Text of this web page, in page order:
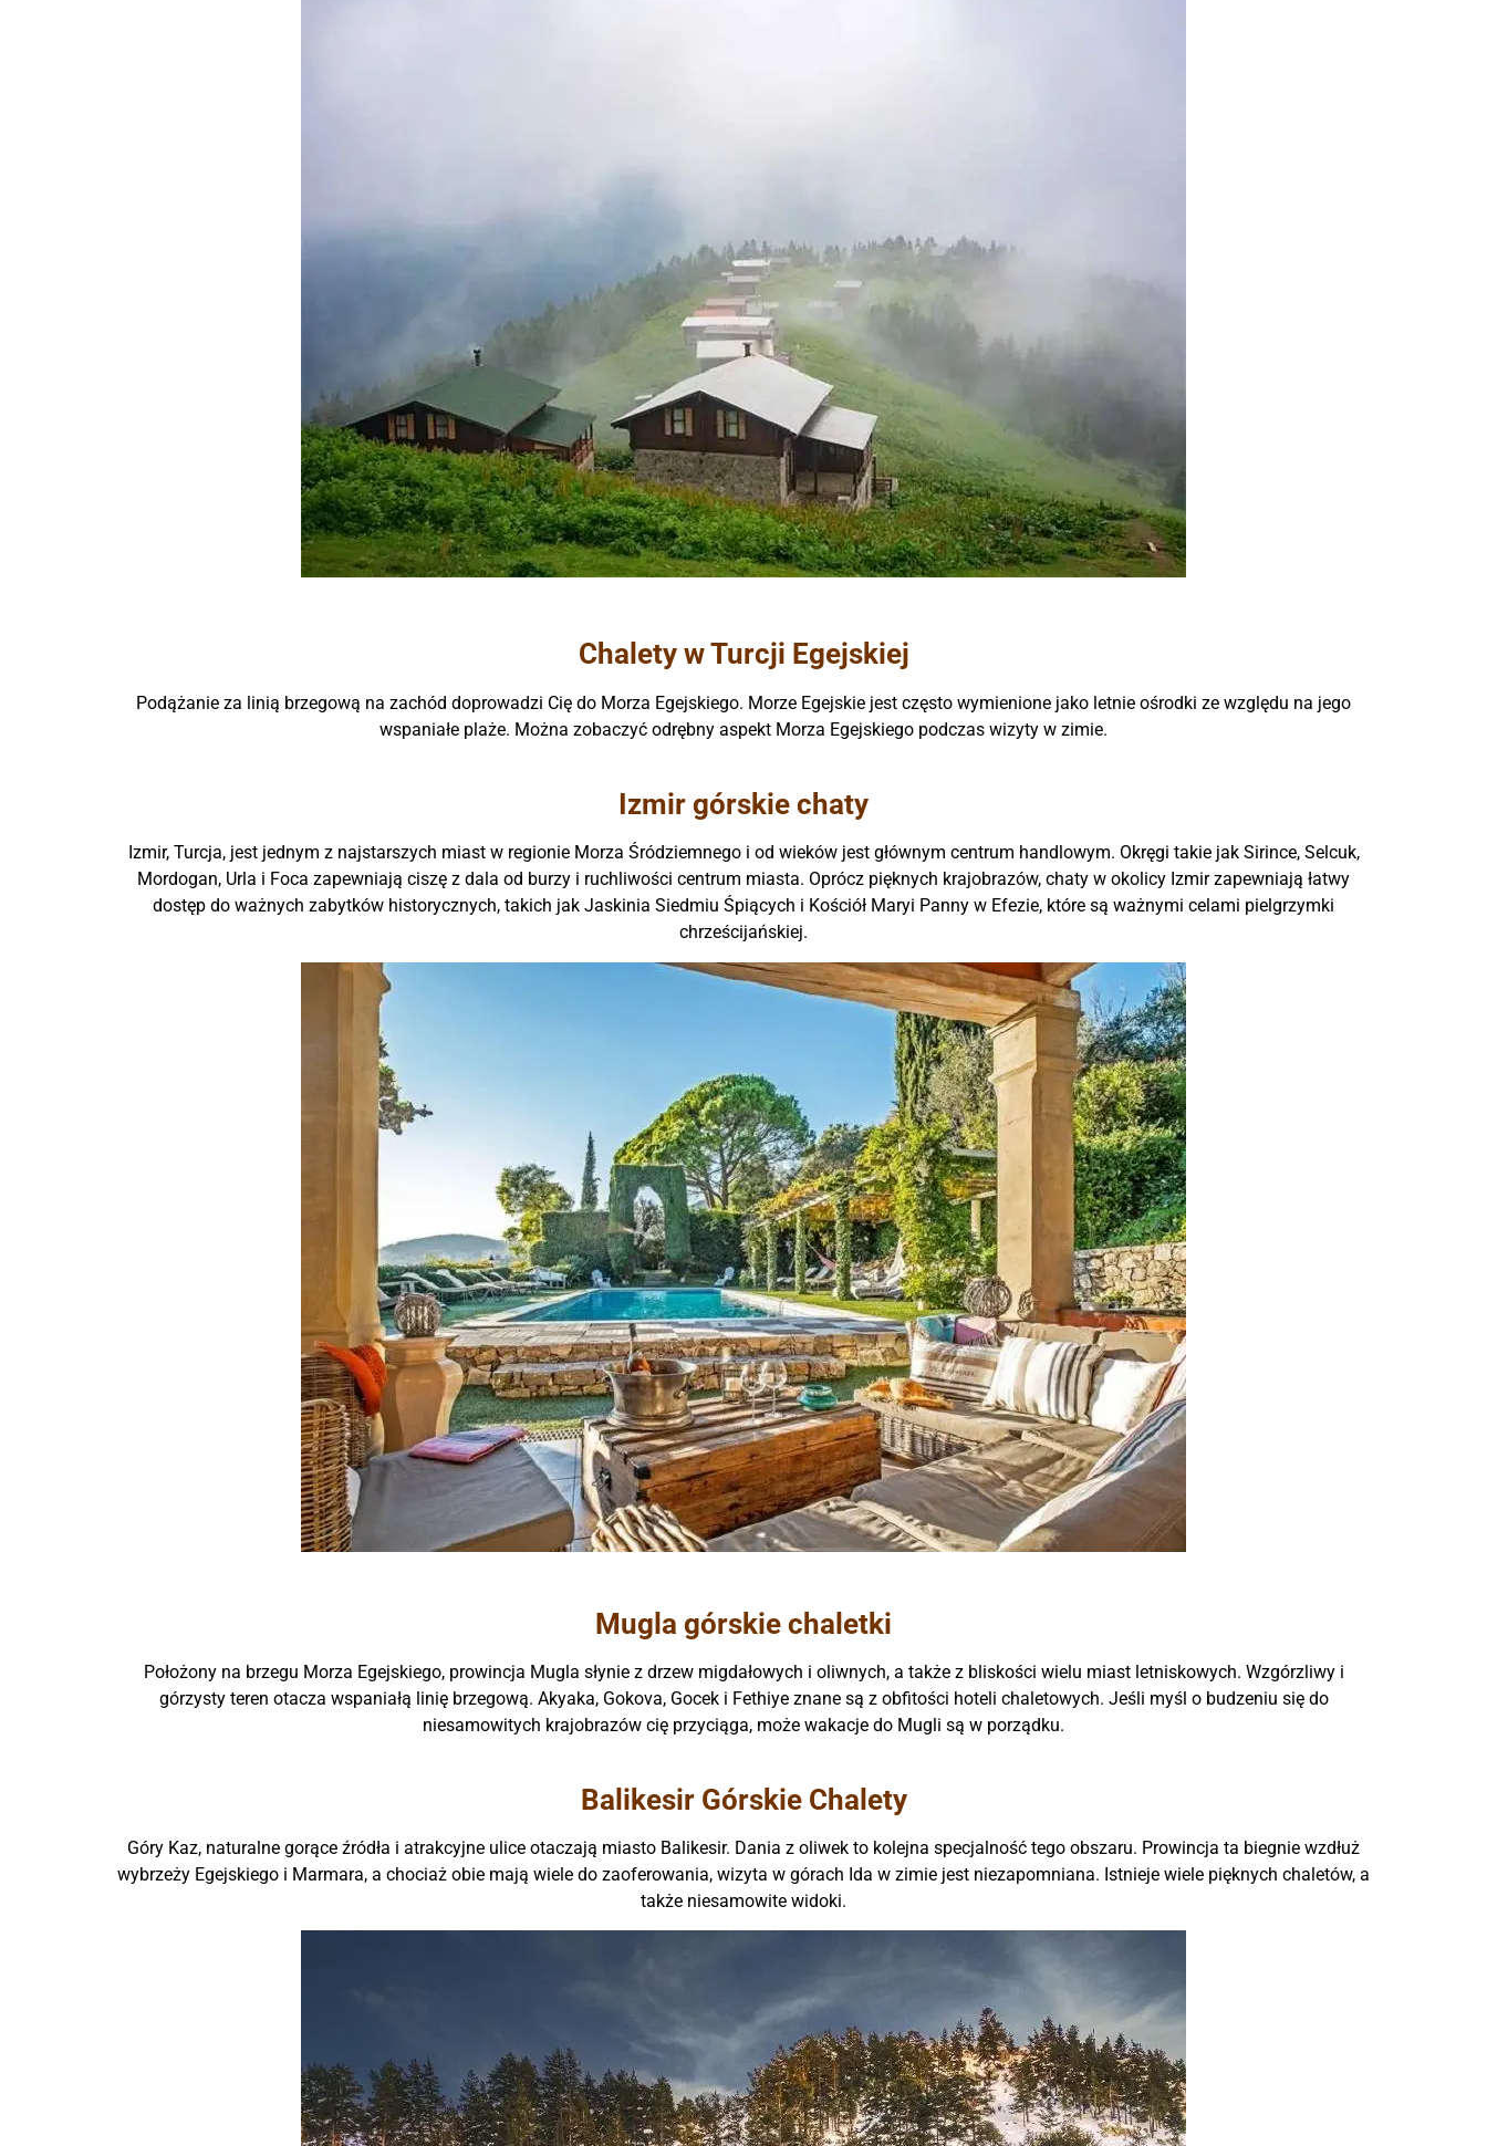
Chalety w Turcji Egejskiej
Podążanie za linią brzegową na zachód doprowadzi Cię do Morza Egejskiego. Morze Egejskie jest często wymienione jako letnie ośrodki ze względu na jego
wspaniałe plaże. Można zobaczyć odrębny aspekt Morza Egejskiego podczas wizyty w zimie.
Izmir górskie chaty
Izmir, Turcja, jest jednym z najstarszych miast w regionie Morza Śródziemnego i od wieków jest głównym centrum handlowym. Okręgi takie jak Sirince, Selcuk,
Mordogan, Urla i Foca zapewniają ciszę z dala od burzy i ruchliwości centrum miasta. Oprócz pięknych krajobrazów, chaty w okolicy Izmir zapewniają łatwy
dostęp do ważnych zabytków historycznych, takich jak Jaskinia Siedmiu Śpiących i Kościół Maryi Panny w Efezie, które są ważnymi celami pielgrzymki
chrześcijańskiej.
Mugla górskie chaletki
Położony na brzegu Morza Egejskiego, prowincja Mugla słynie z drzew migdałowych i oliwnych, a także z bliskości wielu miast letniskowych. Wzgórzliwy i
górzysty teren otacza wspaniałą linię brzegową. Akyaka, Gokova, Gocek i Fethiye znane są z obfitości hoteli chaletowych. Jeśli myśl o budzeniu się do
niesamowitych krajobrazów cię przyciąga, może wakacje do Mugli są w porządku.
Balikesir Górskie Chalety
Góry Kaz, naturalne gorące źródła i atrakcyjne ulice otaczają miasto Balikesir. Dania z oliwek to kolejna specjalność tego obszaru. Prowincja ta biegnie wzdłuż
wybrzeży Egejskiego i Marmara, a chociaż obie mają wiele do zaoferowania, wizyta w górach Ida w zimie jest niezapomniana. Istnieje wiele pięknych chaletów, a
także niesamowite widoki.